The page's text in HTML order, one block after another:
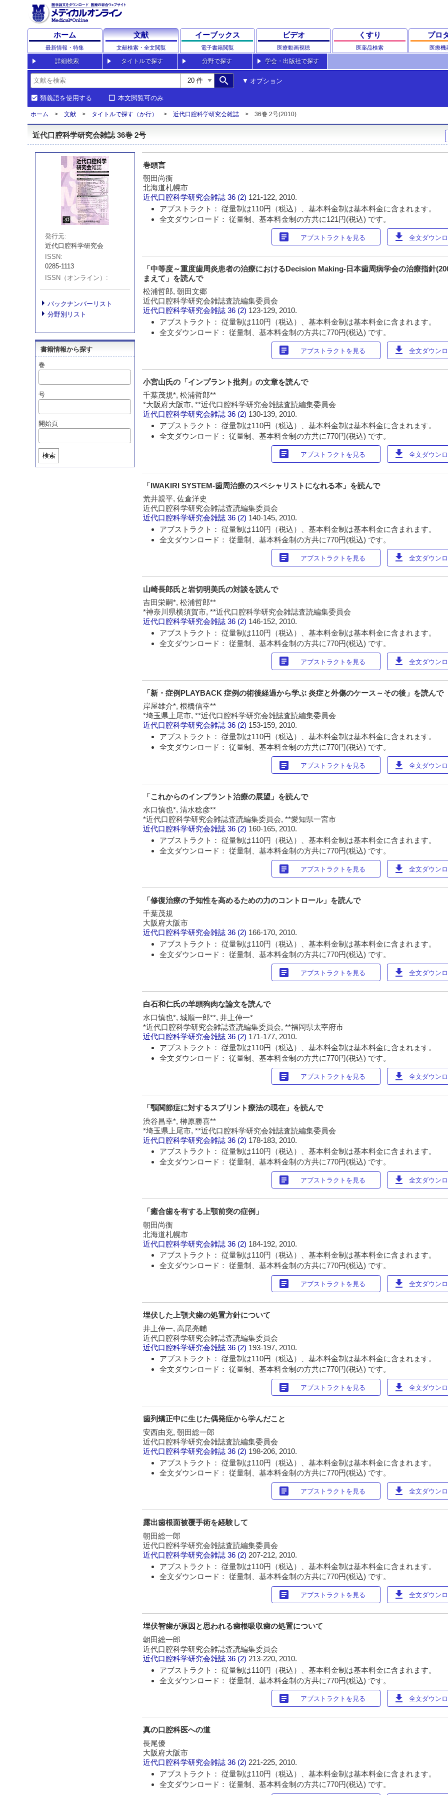
ホーム
最新情報・特集
文献
文献検索・全文閲覧
イーブックス
電子書籍閲覧
ビデオ
医療動画視聴
くすり
医薬品検索
プロ
医療機
詳細検索 タイトルで探す 分野で探す 学会・出版社で探す
search オプション
類義語を使用する 本文閲覧可のみ
ホーム 文献 タイトルで探す（か行） 近代口腔科学研究会雑誌 36巻 2号(2010)
近代口腔科学研究会雑誌 36巻 2号
発行元
近代口腔科学研究会
ISSN
0285-1113
ISSN（オンライン）
バックナンバーリスト
分野別リスト
書籍情報から探す
巻
号
開始頁
検索
巻頭言
朝田尚衡
北海道札幌市
近代口腔科学研究会雑誌 36 (2) 121-122, 2010.
アブストラクト： 従量制は110円（税込）、基本料金制は基本料金に含まれます。
全文ダウンロード： 従量制、基本料金制の方共に121円(税込) です。
article アブストラクトを見る download 全文ダウン
「中等度～重度歯周炎患者の治療におけるDecision Making-日本歯周病学会の治療指針
まえて」を読んで
松浦哲郎, 朝田文郷
近代口腔科学研究会雑誌査読編集委員会
近代口腔科学研究会雑誌 36 (2) 123-129, 2010.
アブストラクト： 従量制は110円（税込）、基本料金制は基本料金に含まれます。
全文ダウンロード： 従量制、基本料金制の方共に770円(税込) です。
article アブストラクトを見る download 全文ダウン
小宮山氏の「インプラント批判」の文章を読んで
千葉茂規*, 松浦哲郎**
*大阪府大阪市, **近代口腔科学研究会雑誌査読編集委員会
近代口腔科学研究会雑誌 36 (2) 130-139, 2010.
アブストラクト： 従量制は110円（税込）、基本料金制は基本料金に含まれます。
全文ダウンロード： 従量制、基本料金制の方共に770円(税込) です。
article アブストラクトを見る download 全文ダウン
「IWAKIRI SYSTEM-歯周治療のスペシャリストになれる本」を読んで
荒井親平, 佐倉洋史
近代口腔科学研究会雑誌査読編集委員会
近代口腔科学研究会雑誌 36 (2) 140-145, 2010.
アブストラクト： 従量制は110円（税込）、基本料金制は基本料金に含まれます。
全文ダウンロード： 従量制、基本料金制の方共に770円(税込) です。
article アブストラクトを見る download 全文ダウン
山崎長郎氏と岩切明美氏の対談を読んで
吉田栄嗣*, 松浦哲郎**
*神奈川県横須賀市, **近代口腔科学研究会雑誌査読編集委員会
近代口腔科学研究会雑誌 36 (2) 146-152, 2010.
アブストラクト： 従量制は110円（税込）、基本料金制は基本料金に含まれます。
全文ダウンロード： 従量制、基本料金制の方共に770円(税込) です。
article アブストラクトを見る download 全文ダウン
「新・症例PLAYBACK 症例の術後経過から学ぶ 炎症と外傷のケース～その後」を読んで
岸屋雄介*, 根橋信幸**
*埼玉県上尾市, **近代口腔科学研究会雑誌査読編集委員会
近代口腔科学研究会雑誌 36 (2) 153-159, 2010.
アブストラクト： 従量制は110円（税込）、基本料金制は基本料金に含まれます。
全文ダウンロード： 従量制、基本料金制の方共に770円(税込) です。
article アブストラクトを見る download 全文ダウン
「これからのインプラント治療の展望」を読んで
水口慎也*, 清水稔彦**
*近代口腔科学研究会雑誌査読編集委員会, **愛知県一宮市
近代口腔科学研究会雑誌 36 (2) 160-165, 2010.
アブストラクト： 従量制は110円（税込）、基本料金制は基本料金に含まれます。
全文ダウンロード： 従量制、基本料金制の方共に770円(税込) です。
article アブストラクトを見る download 全文ダウン
「修復治療の予知性を高めるための力のコントロール」を読んで
千葉茂規
大阪府大阪市
近代口腔科学研究会雑誌 36 (2) 166-170, 2010.
アブストラクト： 従量制は110円（税込）、基本料金制は基本料金に含まれます。
全文ダウンロード： 従量制、基本料金制の方共に770円(税込) です。
article アブストラクトを見る download 全文ダウン
白石和仁氏の羊頭狗肉な論文を読んで
水口慎也*, 城順一郎**, 井上伸一*
*近代口腔科学研究会雑誌査読編集委員会, **福岡県太宰府市
近代口腔科学研究会雑誌 36 (2) 171-177, 2010.
アブストラクト： 従量制は110円（税込）、基本料金制は基本料金に含まれます。
全文ダウンロード： 従量制、基本料金制の方共に770円(税込) です。
article アブストラクトを見る download 全文ダウン
「顎関節症に対するスプリント療法の現在」を読んで
渋谷昌幸*, 榊原勝喜**
*埼玉県上尾市, **近代口腔科学研究会雑誌査読編集委員会
近代口腔科学研究会雑誌 36 (2) 178-183, 2010.
アブストラクト： 従量制は110円（税込）、基本料金制は基本料金に含まれます。
全文ダウンロード： 従量制、基本料金制の方共に770円(税込) です。
article アブストラクトを見る download 全文ダウン
「癒合歯を有する上顎前突の症例」
朝田尚衡
北海道札幌市
近代口腔科学研究会雑誌 36 (2) 184-192, 2010.
アブストラクト： 従量制は110円（税込）、基本料金制は基本料金に含まれます。
全文ダウンロード： 従量制、基本料金制の方共に770円(税込) です。
article アブストラクトを見る download 全文ダウン
埋伏した上顎犬歯の処置方針について
井上伸一, 高尾亮輔
近代口腔科学研究会雑誌査読編集委員会
近代口腔科学研究会雑誌 36 (2) 193-197, 2010.
アブストラクト： 従量制は110円（税込）、基本料金制は基本料金に含まれます。
全文ダウンロード： 従量制、基本料金制の方共に770円(税込) です。
article アブストラクトを見る download 全文ダウン
歯列矯正中に生じた偶発症から学んだこと
安西由充, 朝田総一郎
近代口腔科学研究会雑誌査読編集委員会
近代口腔科学研究会雑誌 36 (2) 198-206, 2010.
アブストラクト： 従量制は110円（税込）、基本料金制は基本料金に含まれます。
全文ダウンロード： 従量制、基本料金制の方共に770円(税込) です。
article アブストラクトを見る download 全文ダウン
露出歯根面被覆手術を経験して
朝田総一郎
近代口腔科学研究会雑誌査読編集委員会
近代口腔科学研究会雑誌 36 (2) 207-212, 2010.
アブストラクト： 従量制は110円（税込）、基本料金制は基本料金に含まれます。
全文ダウンロード： 従量制、基本料金制の方共に770円(税込) です。
article アブストラクトを見る download 全文ダウン
埋伏智歯が原因と思われる歯根吸収歯の処置について
朝田総一郎
近代口腔科学研究会雑誌査読編集委員会
近代口腔科学研究会雑誌 36 (2) 213-220, 2010.
アブストラクト： 従量制は110円（税込）、基本料金制は基本料金に含まれます。
全文ダウンロード： 従量制、基本料金制の方共に770円(税込) です。
article アブストラクトを見る download 全文ダウン
真の口腔科医への道
長尾優
大阪府大阪市
近代口腔科学研究会雑誌 36 (2) 221-225, 2010.
アブストラクト： 従量制は110円（税込）、基本料金制は基本料金に含まれます。
全文ダウンロード： 従量制、基本料金制の方共に770円(税込) です。